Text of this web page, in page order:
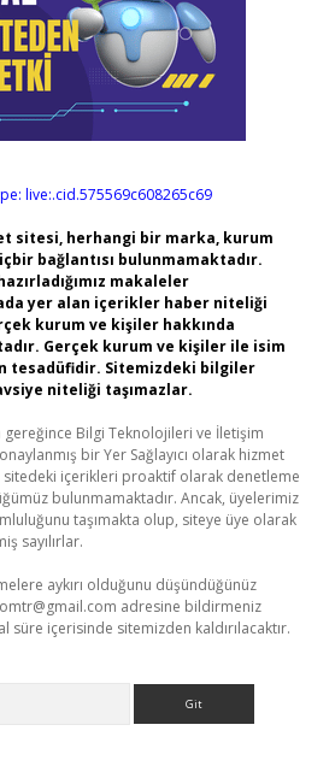
live:.cid.575569c608265c69
sitesi, herhangi bir marka, kurum
bağlantısı bulunmamaktadır.
makaleler
yer alan içerikler haber niteliği
kurum ve kişiler hakkında
Gerçek kurum ve kişiler ile isim
tesadüfidir. Sitemizdeki bilgiler
niteliği taşımazlar.
gereğince Bilgi Teknolojileri ve İletişim
bir Yer Sağlayıcı olarak hizmet
içerikleri proaktif olarak denetleme
bulunmamaktadır. Ancak, üyelerimiz
taşımakta olup, siteye üye olarak
sayılırlar.
aykırı olduğunu düşündüğünüz
adresine bildirmeniz
süre içerisinde sitemizden kaldırılacaktır.